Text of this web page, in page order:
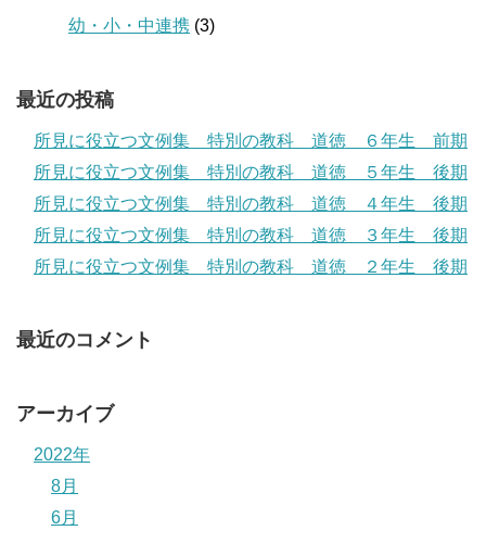
幼・小・中連携 (3)
最近の投稿
所見に役立つ文例集 特別の教科 道徳 ６年生 前期
所見に役立つ文例集 特別の教科 道徳 ５年生 後期
所見に役立つ文例集 特別の教科 道徳 ４年生 後期
所見に役立つ文例集 特別の教科 道徳 ３年生 後期
所見に役立つ文例集 特別の教科 道徳 ２年生 後期
最近のコメント
アーカイブ
2022年
8月
6月